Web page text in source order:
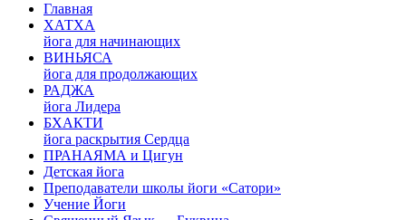
Главная
ХАТХА
йога для начинающих
ВИНЬЯСА
йога для продолжающих
РАДЖА
йога Лидера
БХАКТИ
йога раскрытия Сердца
ПРАНАЯМА и Цигун
Детская йога
Преподаватели школы йоги «Сатори»
Учение Йоги